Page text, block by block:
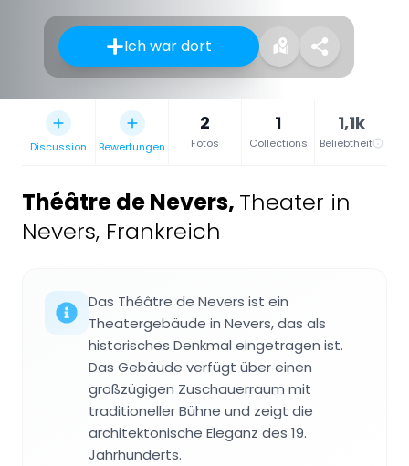
Ich war dort
Discussion Bewertungen
2
Fotos
1
Collections
1,1k
Beliebtheit
Théâtre de Nevers, Theater in
Nevers, Frankreich
Das Théâtre de Nevers ist ein
Theatergebäude in Nevers, das als
historisches Denkmal eingetragen ist.
Das Gebäude verfügt über einen
großzügigen Zuschauerraum mit
traditioneller Bühne und zeigt die
architektonische Eleganz des 19.
Jahrhunderts.